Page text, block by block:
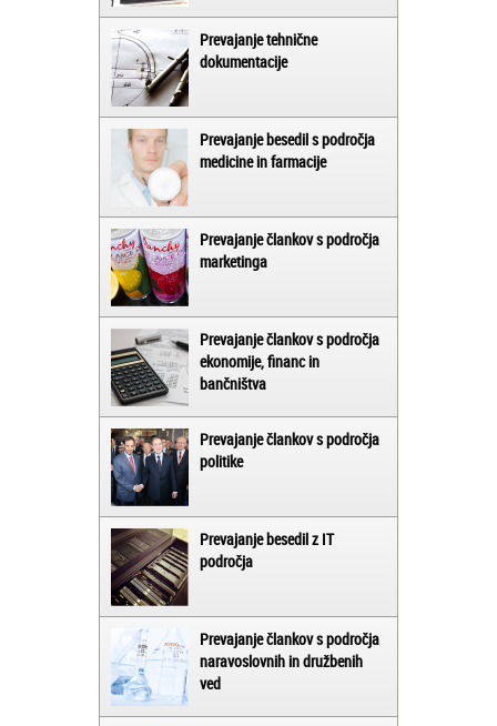
Prevajanje tehnične
dokumentacije
Prevajanje besedil s področja
medicine in farmacije
Prevajanje člankov s področja
marketinga
Prevajanje člankov s področja
ekonomije, financ in
bančništva
Prevajanje člankov s področja
politike
Prevajanje besedil z IT
področja
Prevajanje člankov s področja
naravoslovnih in družbenih
ved